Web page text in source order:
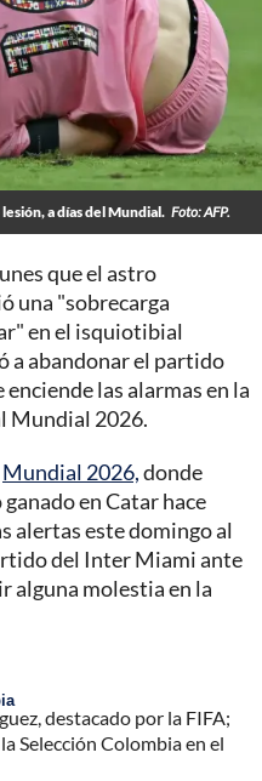
a días del Mundial. Foto: AFP.
que el astro
una "sobrecarga
en el isquiotibial
a abandonar el partido
las alarmas en la
Mundial 2026.
Mundial 2026,donde
en Catar hace
alertas este domingo al
del Inter Miami ante
alguna molestia en la
destacado por la FIFA;
Selección Colombia en el